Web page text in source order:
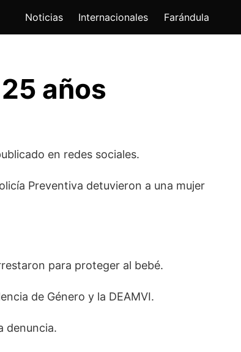
Noticias Internacionales Farándula
años
en redes sociales.
Preventiva detuvieron a una mujer
para proteger al bebé.
de Género y la DEAMVI.
denuncia.